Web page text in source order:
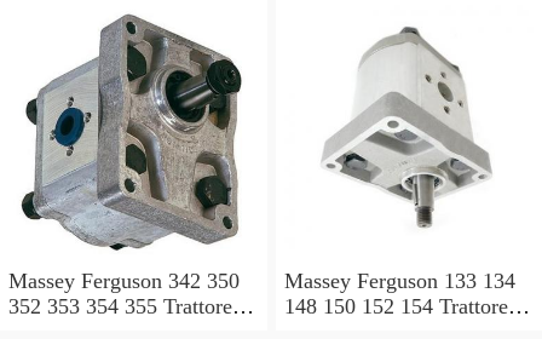
Valvola Di Controllo
Massey Ferguson 342 350
352 353 354 355 Trattore
Massey Ferguson 133 134
148 150 152 154 Trattore